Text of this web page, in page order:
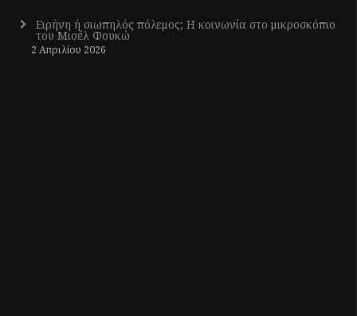
Ειρήνη ή σιωπηλός πόλεμος; Η κοινωνία στο μικροσκόπιο
του Μισέλ Φουκώ
2 Απριλίου 2026